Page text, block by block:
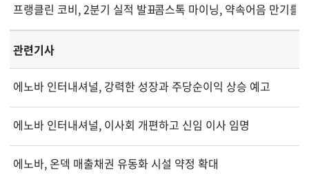
프랭클린 코비, 2분기 실적 발표... 2026년 전망 재확인
콤스톡 마이닝, 약속어음 만기를
관련기사
에노바 인터내셔널, 강력한 성장과 주당순이익 상승 예고
에노바 인터내셔널, 이사회 개편하고 신임 이사 임명
에노바, 온덱 매출채권 유동화 시설 약정 확대